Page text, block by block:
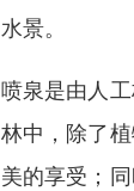
水景。
喷泉是由人
林中，除了
美的享受；